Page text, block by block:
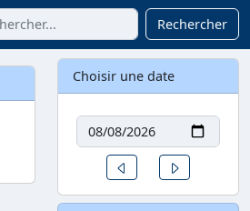
Rechercher
Choisir une date
Date
Un jour avant